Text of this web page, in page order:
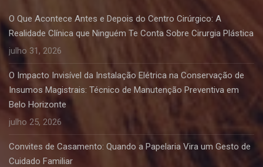
O Que Acontece Antes e Depois do Centro Cirúrgico: A
Realidade Clínica que Ninguém Te Conta Sobre Cirurgia Plástica
julho 31, 2026
O Impacto Invisível da Instalação Elétrica na Conservação de
Insumos Magistrais: Técnico de Manutenção Preventiva em
Belo Horizonte
julho 25, 2026
Convites de Casamento: Quando a Papelaria Vira um Gesto de
Cuidado Familiar